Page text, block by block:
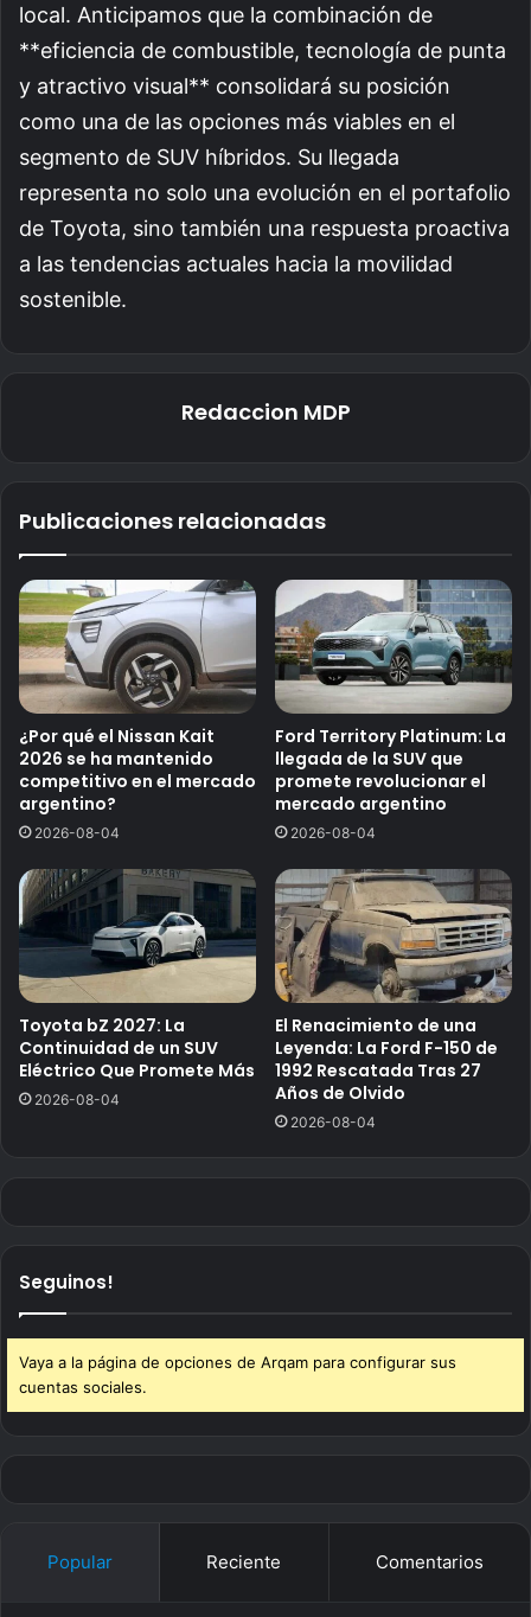
local. Anticipamos que la combinación de
**eficiencia de combustible, tecnología de punta
y atractivo visual** consolidará su posición
como una de las opciones más viables en el
segmento de SUV híbridos. Su llegada
representa no solo una evolución en el portafolio
de Toyota, sino también una respuesta proactiva
a las tendencias actuales hacia la movilidad
sostenible.
Redaccion MDP
Publicaciones relacionadas
¿Por qué el Nissan Kait
2026 se ha mantenido
competitivo en el mercado
argentino?
2026-08-04
Ford Territory Platinum: La
llegada de la SUV que
promete revolucionar el
mercado argentino
2026-08-04
Toyota bZ 2027: La
Continuidad de un SUV
Eléctrico Que Promete Más
2026-08-04
El Renacimiento de una
Leyenda: La Ford F-150 de
1992 Rescatada Tras 27
Años de Olvido
2026-08-04
Seguinos!
Vaya a la página de opciones de Arqam para configurar sus
cuentas sociales.
Popular Reciente Comentarios